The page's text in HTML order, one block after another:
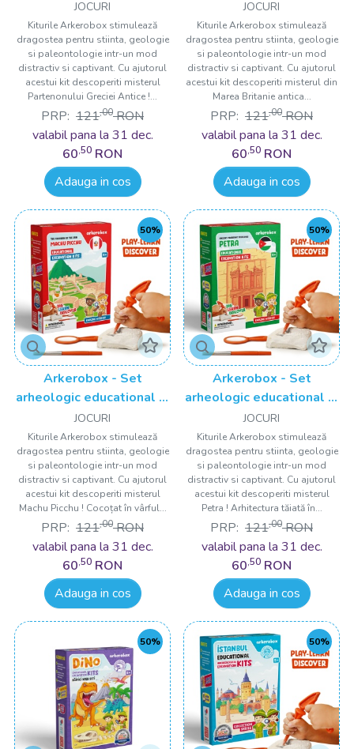
Descoperă bucuria construirii tridimensionale cu Arkerobox!
🌟🏰
Drool.ro- Sursa Ta Preferată de Distracție și Cadouri Unice!
🎁💖
puzzle 3D, Grecia antica,
Parthenon
JOCURI
Kiturile Arkerobox stimulează
dragostea pentru stiinta, geologie
si paleontologie intr-un mod
distractiv si captivant. Cu ajutorul
acestui kit descoperiti misterul
Partenonului Greciei Antice !...
PRP: 121,00 RON
valabil pana la 31 dec.
60,50 RON
Adauga in cos
puzzle 3D, Marea Britanie
antica, Stonehenge
JOCURI
Kiturile Arkerobox stimulează
dragostea pentru stiinta, geologie
si paleontologie intr-un mod
distractiv si captivant. Cu ajutorul
acestui kit descoperiti misterul din
Marea Britanie antica...
PRP: 121,00 RON
valabil pana la 31 dec.
60,50 RON
Adauga in cos
50%
Arkerobox - Set
arheologic educational si
puzzle 3D, Machu Picchu
JOCURI
Kiturile Arkerobox stimulează
dragostea pentru stiinta, geologie
si paleontologie intr-un mod
distractiv si captivant. Cu ajutorul
acestui kit descoperiti misterul
Machu Picchu ! Cocoțat în vârful...
PRP: 121,00 RON
valabil pana la 31 dec.
60,50 RON
Adauga in cos
50%
Arkerobox - Set
arheologic educational si
puzzle 3D, Petra
JOCURI
Kiturile Arkerobox stimulează
dragostea pentru stiinta, geologie
si paleontologie intr-un mod
distractiv si captivant. Cu ajutorul
acestui kit descoperiti misterul
Petra ! Arhitectura tăiată în...
PRP: 121,00 RON
valabil pana la 31 dec.
60,50 RON
Adauga in cos
50% 50%